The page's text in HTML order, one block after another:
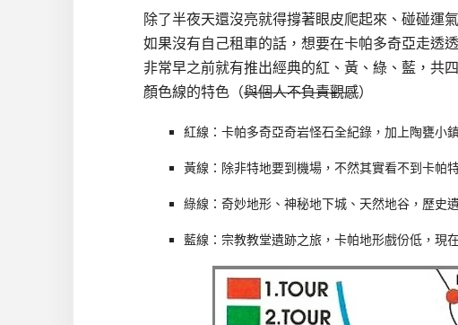
除了半夜天還沒亮就得撐著眼皮爬起來、碰碰運
如果沒有自己租車的話，想要在卡帕多奇亞走透
非常早之前就有推出經典的紅、黃、綠、藍，共
顏色線的特色（與個人不負責觀感）
紅線：卡帕多奇亞奇岩怪石全紀錄，加上陶甕小
黃線：除非特地要到機場，不然其實看不到卡帕
綠線：奇妙地形、神秘地下城、天然地谷，歷史
藍線：宗教教堂遺跡之旅，卡帕地形戲份低，現